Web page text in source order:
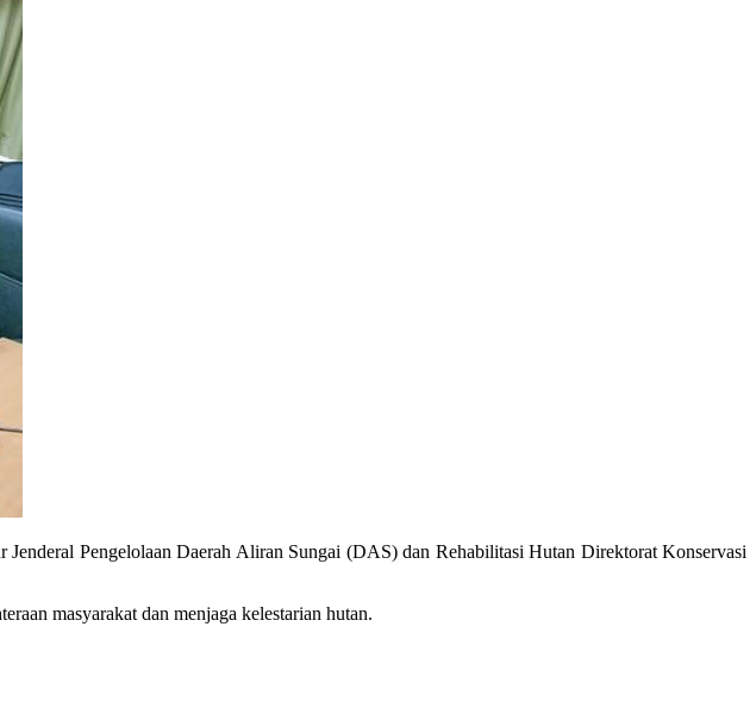
Pengelolaan Daerah Aliran Sungai (DAS) dan Rehabilitasi Hutan Direktorat Konservasi
masyarakat dan menjaga kelestarian hutan.